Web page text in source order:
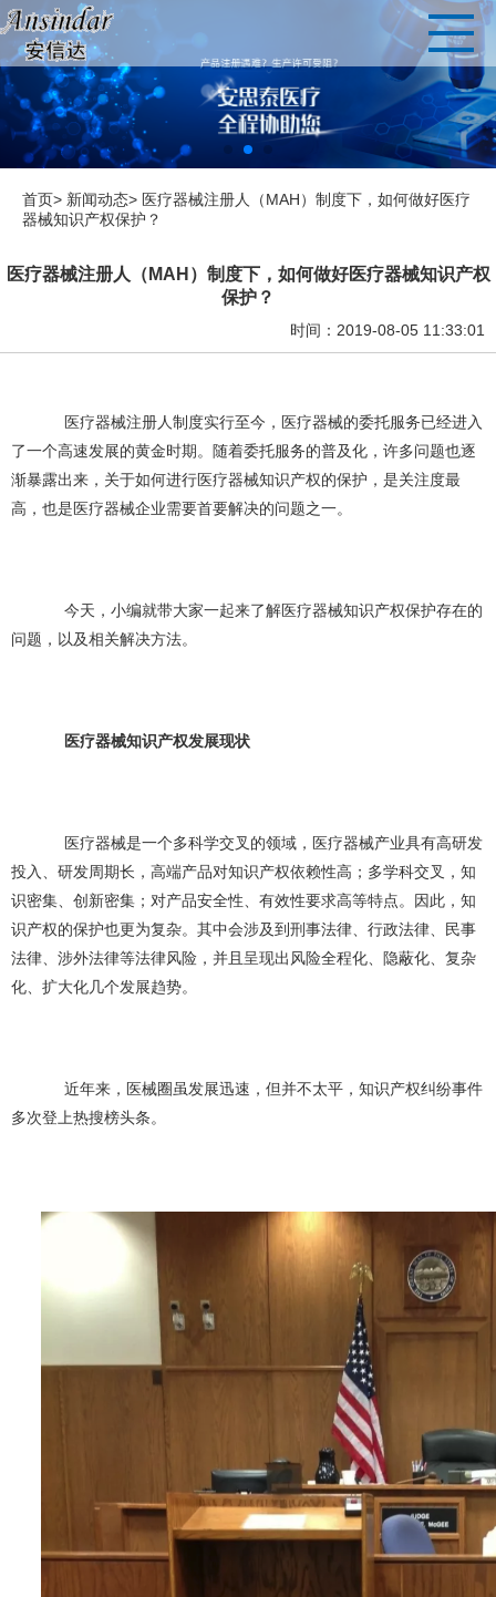
首页> 新闻动态> 医疗器械注册人（MAH）制度下，如何做好医疗
器械知识产权保护？
医疗器械注册人（MAH）制度下，如何做好医疗器械知识产权
保护？
时间：2019-08-05 11:33:01
医疗器械注册 人制度实行至今，医疗器械的委托服务已经进入
了一个高速发展的黄金时期。随着委托服务的普及化，许多问题也逐
渐暴露出来，关于如何进行医疗器械知识产权的保护，是关注度最
高，也是医疗器械企业需要首要解决的问题之一。
今天，小编就带大家一起来了解医疗器械知识产权保护存在的
问题，以及相关解决方法。
医疗器械知识产权发展现状
医疗器械是一个多科学交叉的领域，医疗器械产业具有高研发
投入、研发周期长，高端产品对知识产权依赖性高；多学科交叉，知
识密集、创新密集；对产品安全性、有效性要求高等特点。因此，知
识产权的保护也更为复杂。其中会涉及到刑事法律、行政法律、民事
法律、涉外法律等法律风险，并且呈现出风险全程化、隐蔽化、复杂
化、扩大化几个发展趋势。
近年来，医械圈虽发展迅速，但并不太平，知识产权纠纷事件
多次登上热搜榜头条。